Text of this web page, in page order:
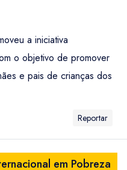
a iniciativa
o objetivo de promover
e pais de crianças dos
Reportar
em Pobreza